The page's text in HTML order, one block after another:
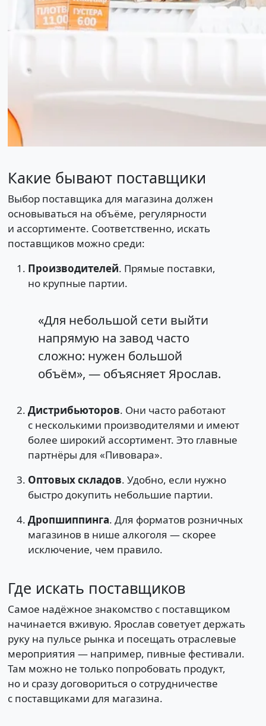
Какие бывают поставщики
Выбор поставщика для магазина должен
основываться на объёме, регулярности
и ассортименте. Соответственно, искать
поставщиков можно среди:
Производителей. Прямые поставки,
но крупные партии.
«Для небольшой сети выйти
напрямую на завод часто
сложно: нужен большой
объём», — объясняет Ярослав.
Дистрибьюторов. Они часто работают
с несколькими производителями и имеют
более широкий ассортимент. Это главные
партнёры для «Пивовара».
Оптовых складов. Удобно, если нужно
быстро докупить небольшие партии.
Дропшиппинга. Для форматов розничных
магазинов в нише алкоголя — скорее
исключение, чем правило.
Где искать поставщиков
Самое надёжное знакомство с поставщиком
начинается вживую. Ярослав советует держать
руку на пульсе рынка и посещать отраслевые
мероприятия — например, пивные фестивали.
Там можно не только попробовать продукт,
но и сразу договориться о сотрудничестве
с поставщиками для магазина.